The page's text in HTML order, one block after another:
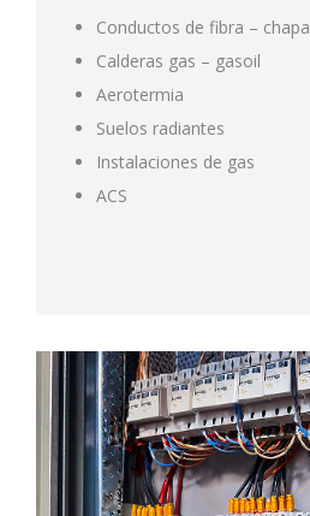
Conductos de fibra – chapa
Calderas gas – gasoil
Aerotermia
Suelos radiantes
Instalaciones de gas
ACS